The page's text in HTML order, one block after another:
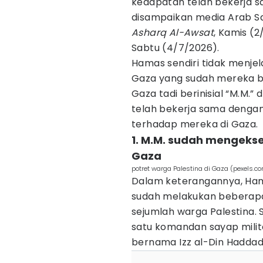
disampaikan media Arab
Asharq Al-Awsat, Kamis
Sabtu (4/7/2026).
Hamas sendiri tidak
Gaza yang sudah mereka
Gaza tadi berinisial “M.M.”
telah bekerja sama
terhadap mereka di
1. M.M. sudah
Gaza
potret warga Palestina di Gaza
Dalam keterangannya,
sudah melakukan
sejumlah warga Palestina.
satu komandan sayap
bernama Izz al-Din